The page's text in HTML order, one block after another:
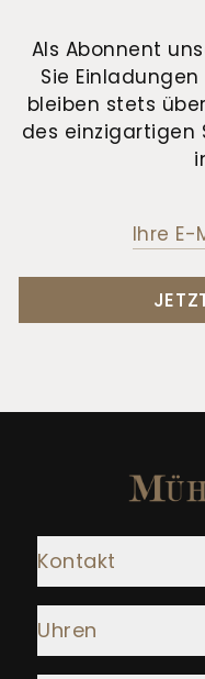
Als Abonnent
Sie
bleiben stets
des einzigartigen
Kontakt
Adresse:
Uhren